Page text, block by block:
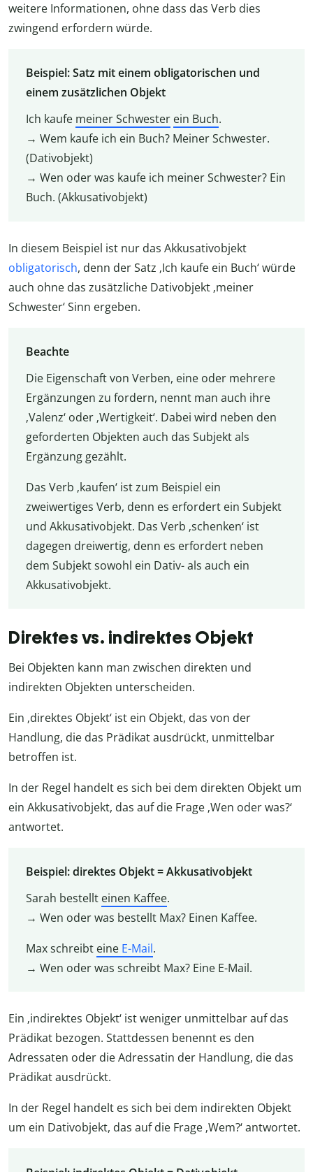
weitere Informationen, ohne dass das Verb dies
zwingend erfordern würde.
Beispiel: Satz mit einem obligatorischen und
einem zusätzlichen Objekt
Ich kaufe meiner Schwester ein Buch.
→ Wem kaufe ich ein Buch? Meiner Schwester.
(Dativobjekt)
→ Wen oder was kaufe ich meiner Schwester? Ein
Buch. (Akkusativobjekt)
In diesem Beispiel ist nur das Akkusativobjekt
obligatorisch, denn der Satz ‚Ich kaufe ein Buch‘ würde
auch ohne das zusätzliche Dativobjekt ‚meiner
Schwester‘ Sinn ergeben.
Beachte
Die Eigenschaft von Verben, eine oder mehrere
Ergänzungen zu fordern, nennt man auch ihre
‚Valenz‘ oder ‚Wertigkeit‘. Dabei wird neben den
geforderten Objekten auch das Subjekt als
Ergänzung gezählt.
Das Verb ‚kaufen‘ ist zum Beispiel ein
zweiwertiges Verb, denn es erfordert ein Subjekt
und Akkusativobjekt. Das Verb ‚schenken‘ ist
dagegen dreiwertig, denn es erfordert neben
dem Subjekt sowohl ein Dativ- als auch ein
Akkusativobjekt.
Direktes vs. indirektes Objekt
Bei Objekten kann man zwischen direkten und
indirekten Objekten unterscheiden.
Ein ‚direktes Objekt‘ ist ein Objekt, das von der
Handlung, die das Prädikat ausdrückt, unmittelbar
betroffen ist.
In der Regel handelt es sich bei dem direkten Objekt um
ein Akkusativobjekt, das auf die Frage ‚Wen oder was?‘
antwortet.
Beispiel: direktes Objekt = Akkusativobjekt
Sarah bestellt einen Kaffee.
→ Wen oder was bestellt Max? Einen Kaffee.
Max schreibt eine E-Mail.
→ Wen oder was schreibt Max? Eine E-Mail.
Ein ‚indirektes Objekt‘ ist weniger unmittelbar auf das
Prädikat bezogen. Stattdessen benennt es den
Adressaten oder die Adressatin der Handlung, die das
Prädikat ausdrückt.
In der Regel handelt es sich bei dem indirekten Objekt
um ein Dativobjekt, das auf die Frage ‚Wem?‘ antwortet.